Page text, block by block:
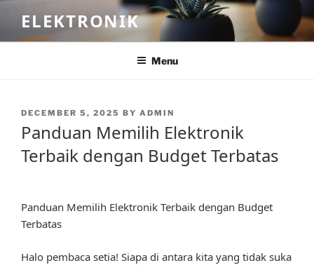
content
ELEKTRONIK
Menu
POSTED
DECEMBER 5, 2025 BY ADMIN
Panduan Memilih Elektronik
Terbaik dengan Budget Terbatas
Panduan Memilih Elektronik Terbaik dengan Budget
Terbatas
Halo pembaca setia! Siapa di antara kita yang tidak suka